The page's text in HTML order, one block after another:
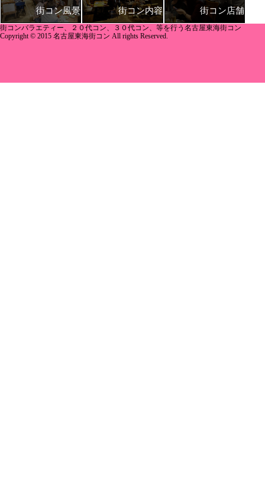
街コン風景 街コン内容 街コン店舗
街コンバラエティー、２０代コン、３０代コン、等を行う名古屋東海街コン
Copyright © 2015 名古屋東海街コン All rights Reserved.